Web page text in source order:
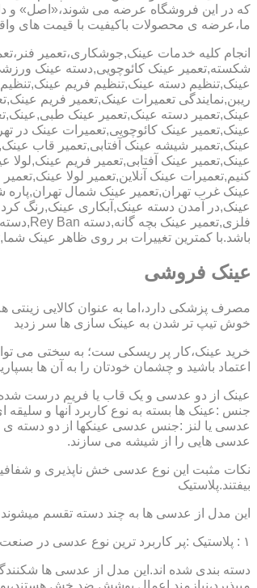
که در این فروشگاه عرضه می شوند،«اصل» و
ما،عرضه ی محصولات باکیفیت با قیمت های
انجام کلیه خدمات عینک,جوشکاری،تعمیر
شکسته,تعمیر عینک کائوچویی,دسته عینک
عینک,تنظیم دسته عینک,تنظیم فریم
ریبن,نمایندگی تعمیرات عینک,تعمیر فریم
عینک,تعمیر دسته عینک,تعمیر عینک
عینک,تعمیر عینک کائوچویی,تعمیرات عینک در
عینک,تعمیر شیشه عینک آفتابی,تعمیر قاب
عینک,تعمیر عینک آفتابی,تعمیر فریم
کنیم,تعمیرات عینک آنلاین,تعمیر لولا
عینک غرب تهران,تعمیر عینک شمال
عینک,در آمدن دسته عینک,آبکاری
باشد.با کمترین تغییرات بر روی ظاهر عینک
عینک فروشی
مصرف پزشکی دارد،اما به عنوان کالایی
خوش تیپ تر شدن به عینک سازی ها سر زدید
خرید عینک،کار پر ریسکی ست؛ به سختی می
اعتماد باشید و چشمان خودتان را به آن ها
عینک از دو عدسی و یک قاب یا فریم درست شده
جنس :عینک ها بسته به نوع کاربرد آنها و سلیقه
عدسی هایی را از شیشه می سازند.
نکات مثبت این نوع عدسی خش ناپذیری و
بیفتند.پلاستیک
این مدل از عدسی ها به چند دسته تقسم میشوند
۱ : پلاستیک :پر کاربرد ترین نوع عدسی در صنعت عینک سازی پلاستیک CR39 میباشد که بسته به نوع پوشش آنها،به انواعی نظیر : پلاستیک ساده،پلاستیک آنتی رفلکس،پلاستیک ضد خش،پلاستیک آب گریز و …..
دسته بندی شده اند.این مدل از عدسی ها
میپذیرد،نیازمند اعمال پوشش ضد خش